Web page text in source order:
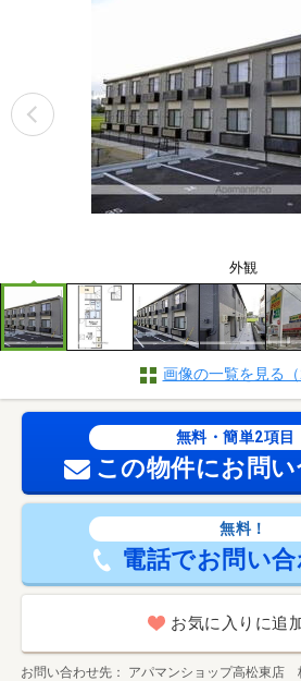
外観
画像の一覧を見る（
無料・簡単2項目
この物件にお問
無料！
電話でお問い
お気に入りに追
お問い合わせ先 アパマンショップ高松東店